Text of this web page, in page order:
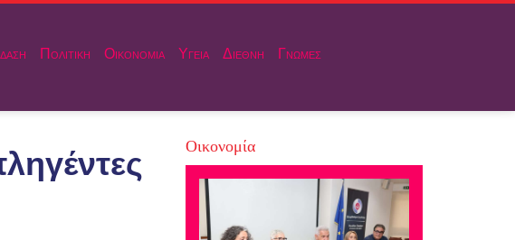
Πολιτικη Οικονομια Υγεια Διεθνη Γνωμες
Οικονομία